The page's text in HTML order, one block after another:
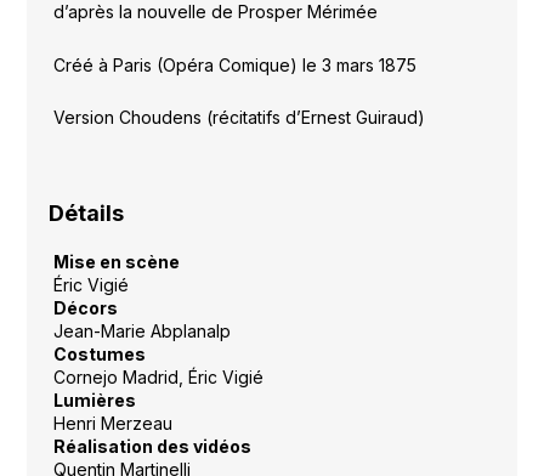
d’après la nouvelle de Prosper Mérimée
Créé à Paris (Opéra Comique) le 3 mars 1875
Version Choudens (récitatifs d’Ernest Guiraud)
Détails
Mise en scène
Éric Vigié
Décors
Jean-Marie Abplanalp
Costumes
Cornejo Madrid, Éric Vigié
Lumières
Henri Merzeau
Réalisation des vidéos
Quentin Martinelli